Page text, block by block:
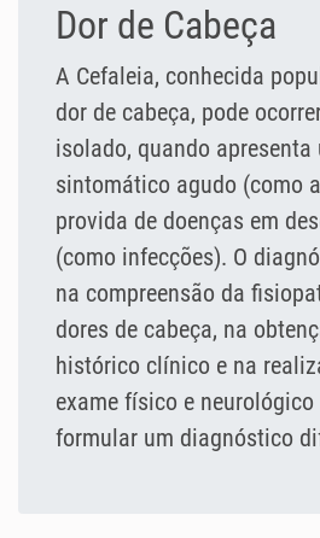
Dor de Cabeça
A Cefaleia, conhecida
dor de cabeça, pode
isolado, quando apresenta
sintomático agudo (como
provida de doenças em
(como infecções). O
na compreensão da
dores de cabeça, na
histórico clínico e na
exame físico e
formular um diagnóstico